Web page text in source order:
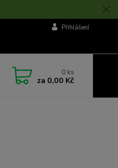
Přihlášení
0 ks
za 0,00 Kč